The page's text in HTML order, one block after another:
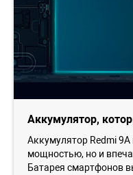
Аккумулятор,
Аккумулятор Redmi
мощностью, но и
Батарея смартфонов